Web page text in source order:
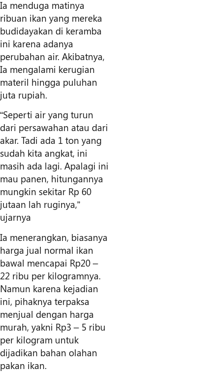
Ia menduga matinya
ribuan ikan yang mereka
budidayakan di keramba
ini karena adanya
perubahan air. Akibatnya,
Ia mengalami kerugian
materil hingga puluhan
juta rupiah.
“Seperti air yang turun
dari persawahan atau dari
akar. Tadi ada 1 ton yang
sudah kita angkat, ini
masih ada lagi. Apalagi ini
mau panen, hitungannya
mungkin sekitar Rp 60
jutaan lah ruginya,”
ujarnya
Ia menerangkan, biasanya
harga jual normal ikan
bawal mencapai Rp20 –
22 ribu per kilogramnya.
Namun karena kejadian
ini, pihaknya terpaksa
menjual dengan harga
murah, yakni Rp3 – 5 ribu
per kilogram untuk
dijadikan bahan olahan
pakan ikan.